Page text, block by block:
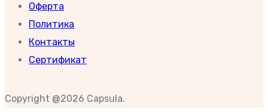
Оферта
Политика
Контакты
Сертификат
Copyright @2026 Capsula.